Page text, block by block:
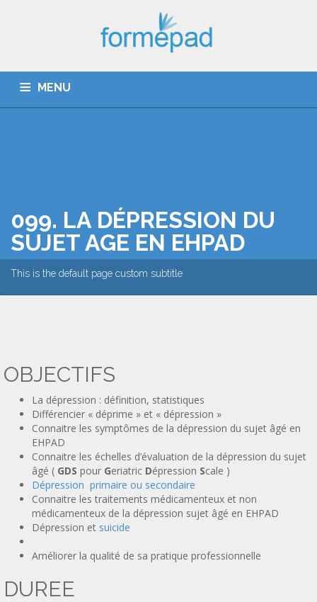
MENU
ACTUALITÉ
COUPE PATHOS ET GIRAGE
099. LA DÉPRESSION DU
SUJET AGE EN EHPAD
This is the default page custom subtitle
OBJECTIFS
La dépression : définition, statistiques
Différencier « déprime » et « dépression »
Connaitre les symptômes de la dépression du sujet âgé en
EHPAD
Connaitre les échelles d’évaluation de la dépression du sujet
âgé ( GDS pour Geriatric Dépression Scale )
Dépression primaire ou secondaire
Connaitre les traitements médicamenteux et non
médicamenteux de la dépression sujet âgé en EHPAD
Dépression et suicide
Améliorer la qualité de sa pratique professionnelle
DUREE